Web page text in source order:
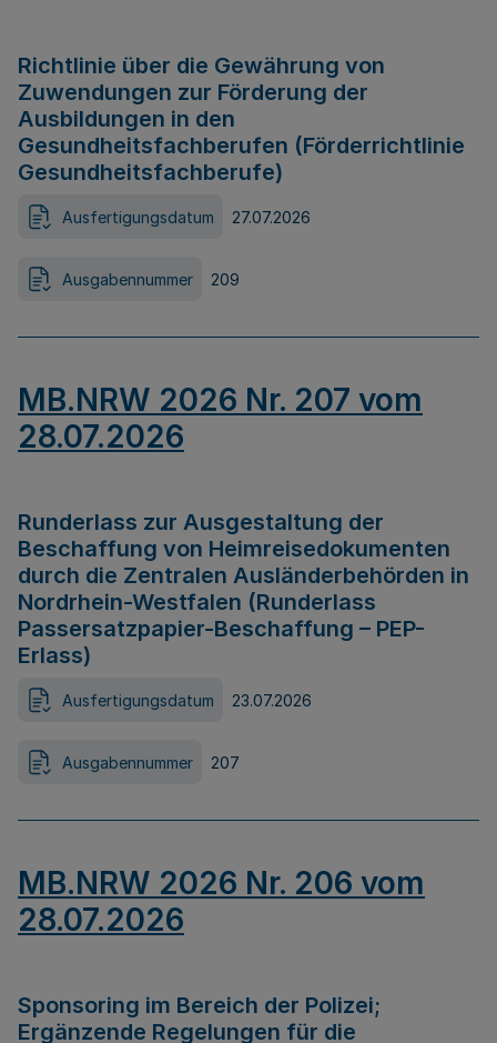
Richtlinie über die Gewährung von
Zuwendungen zur Förderung der
Ausbildungen in den
Gesundheitsfachberufen (Förderrichtlinie
Gesundheitsfachberufe)
Ausfertigungsdatum 27.07.2026
Ausgabennummer 209
MB.NRW 2026 Nr. 207 vom
28.07.2026
Runderlass zur Ausgestaltung der
Beschaffung von Heimreisedokumenten
durch die Zentralen Ausländerbehörden in
Nordrhein-Westfalen (Runderlass
Passersatzpapier-Beschaffung – PEP-
Erlass)
Ausfertigungsdatum 23.07.2026
Ausgabennummer 207
MB.NRW 2026 Nr. 206 vom
28.07.2026
Sponsoring im Bereich der Polizei;
Ergänzende Regelungen für die